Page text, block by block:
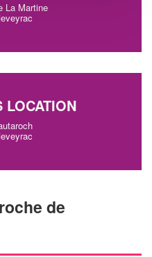
La Martine
LOCATION
de